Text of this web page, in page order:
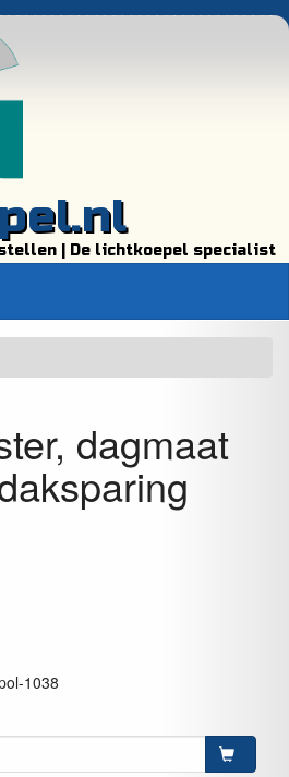
| De lichtkoepel specialist
dagmaat
1038